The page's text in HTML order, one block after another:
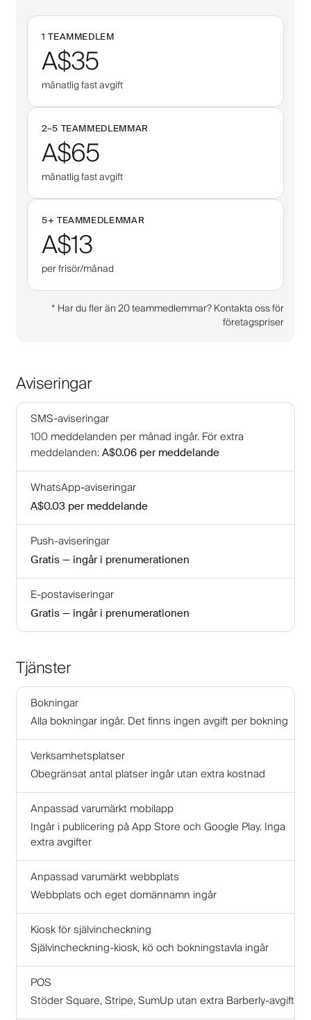
1 TEAMMEDLEM
A$35
månatlig fast avgift
2–5 TEAMMEDLEMMAR
A$65
månatlig fast avgift
5+ TEAMMEDLEMMAR
A$13
per frisör/månad
* Har du fler än 20 teammedlemmar? Kontakta oss för
företagspriser
Aviseringar
SMS-aviseringar
100 meddelanden per månad ingår. För extra
meddelanden: A$0.06 per meddelande
WhatsApp-aviseringar
A$0.03 per meddelande
Push-aviseringar
Gratis — ingår i prenumerationen
E-postaviseringar
Gratis — ingår i prenumerationen
Tjänster
Bokningar
Alla bokningar ingår. Det finns ingen avgift per bokning
Verksamhetsplatser
Obegränsat antal platser ingår utan extra kostnad
Anpassad varumärkt mobilapp
Ingår i publicering på App Store och Google Play. Inga
extra avgifter
Anpassad varumärkt webbplats
Webbplats och eget domännamn ingår
Kiosk för självincheckning
Självincheckning-kiosk, kö och bokningstavla ingår
POS
Stöder Square, Stripe, SumUp utan extra Barberly-avgift